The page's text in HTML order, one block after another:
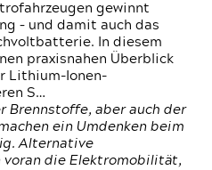
gewinnt
– und damit auch das
In diesem
praxisnahen Überblick
Lithium-Ionen-
S…
Brennstoffe, aber auch der
ein Umdenken beim
Alternative
voran die Elektromobilität,